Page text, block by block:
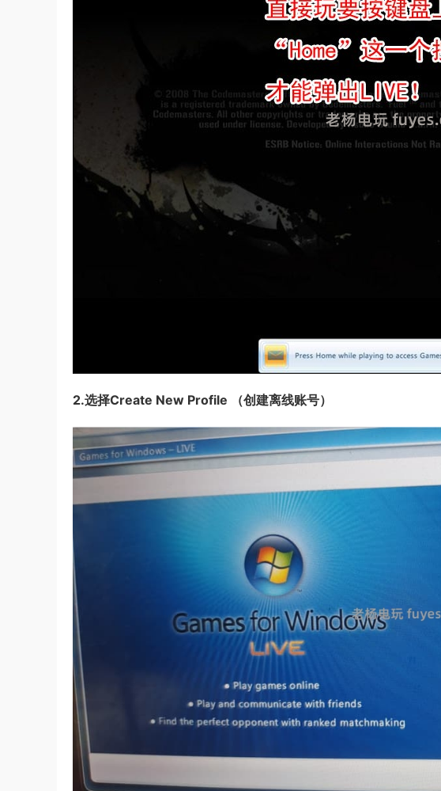
2.选择Create New Profile （创建离线账号）